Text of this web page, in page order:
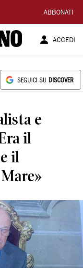
ABBONATI
ACCEDI
SEGUICI SU DISCOVER
e
il
il